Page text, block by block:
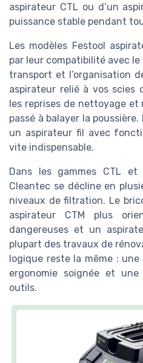
aspirateur CTL ou d’un
puissance stable pendant
Les modèles Festool
par leur compatibilité avec
transport et l’organisation
aspirateur relié à vos scies
les reprises de nettoyage
passé à balayer la
un aspirateur fil avec
vite indispensable.
Dans les gammes CTL et
Cleantec se décline en
niveaux de filtration. Le
aspirateur CTM plus
dangereuses et un
plupart des travaux de
logique reste la même :
ergonomie soignée et
outils.